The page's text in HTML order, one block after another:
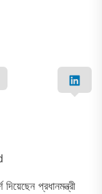
প্রধানমন্ত্রী